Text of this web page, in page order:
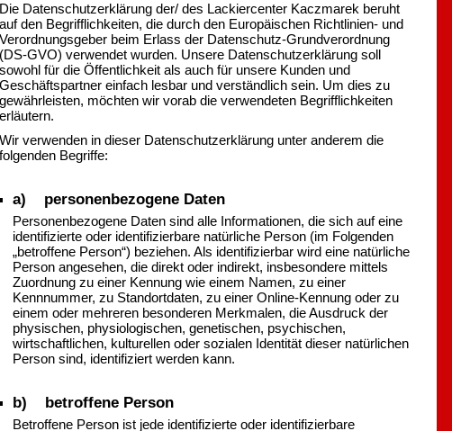
Die Datenschutzerklärung der/ des Lackiercenter Kaczmarek beruht
auf den Begrifflichkeiten, die durch den Europäischen Richtlinien- und
Verordnungsgeber beim Erlass der Datenschutz-Grundverordnung
(DS-GVO) verwendet wurden. Unsere Datenschutzerklärung soll
sowohl für die Öffentlichkeit als auch für unsere Kunden und
Geschäftspartner einfach lesbar und verständlich sein. Um dies zu
gewährleisten, möchten wir vorab die verwendeten Begrifflichkeiten
erläutern.
Wir verwenden in dieser Datenschutzerklärung unter anderem die
folgenden Begriffe:
a) personenbezogene Daten
Personenbezogene Daten sind alle Informationen, die sich auf eine
identifizierte oder identifizierbare natürliche Person (im Folgenden
„betroffene Person“) beziehen. Als identifizierbar wird eine natürliche
Person angesehen, die direkt oder indirekt, insbesondere mittels
Zuordnung zu einer Kennung wie einem Namen, zu einer
Kennnummer, zu Standortdaten, zu einer Online-Kennung oder zu
einem oder mehreren besonderen Merkmalen, die Ausdruck der
physischen, physiologischen, genetischen, psychischen,
wirtschaftlichen, kulturellen oder sozialen Identität dieser natürlichen
Person sind, identifiziert werden kann.
b) betroffene Person
Betroffene Person ist jede identifizierte oder identifizierbare